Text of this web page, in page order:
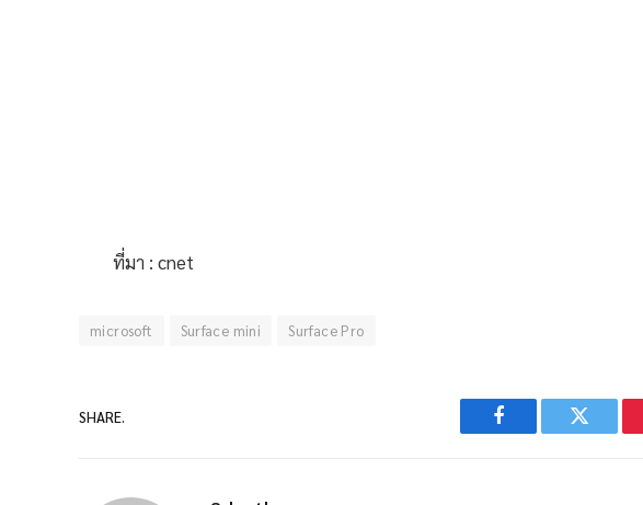
ที่มา : cnet
microsoft Surface mini Surface Pro
SHARE.
Facebook Twitter